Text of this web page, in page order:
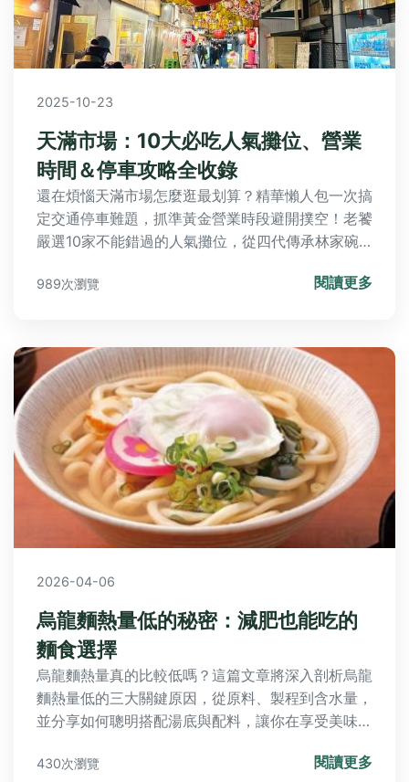
2025-10-23
天滿市場：10大必吃人氣攤位、營業
時間＆停車攻略全收錄
還在煩惱天滿市場怎麼逛最划算？精華懶人包一次搞
定交通停車難題，抓準黃金營業時段避開撲空！老饕
嚴選10家不能錯過的人氣攤位，從四代傳承林家碗
味杏仁茶、澎湃阿霞魚丸湯通通有，文末Q&A更解
989次瀏覽 閱讀更多
2026-04-06
烏龍麵熱量低的秘密：減肥也能吃的
麵食選擇
烏龍麵熱量真的比較低嗎？這篇文章將深入剖析烏龍
麵熱量低的三大關鍵原因，從原料、製程到含水量，
並分享如何聰明搭配湯底與配料，讓你在享受美味之
430次瀏覽 閱讀更多